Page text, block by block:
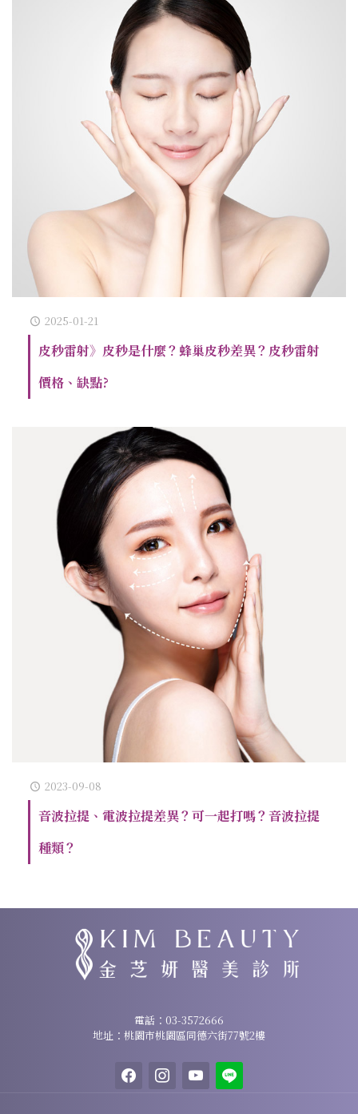
2025-01-21
皮秒雷射》皮秒是什麼？蜂巢皮秒差異？皮秒雷射
價格、缺點?
2023-09-08
音波拉提、電波拉提差異？可一起打嗎？音波拉提
種類？
03-3572666地址：桃園市桃園區同德六街77號2樓
電話： 03-3572666
地址：桃園市桃園區同德六街77號2樓
facebookinstagramyoutubeline